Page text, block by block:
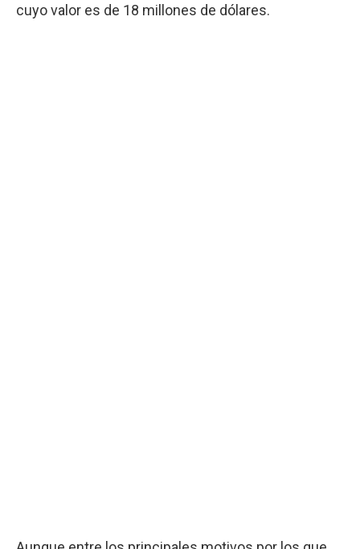
cuyo valor es de 18 millones de dólares.